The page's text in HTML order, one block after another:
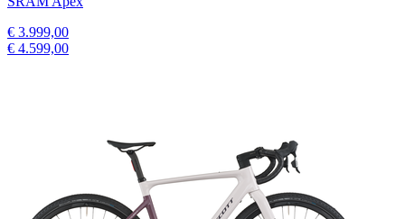
€ 3.999,00
€ 4.599,00